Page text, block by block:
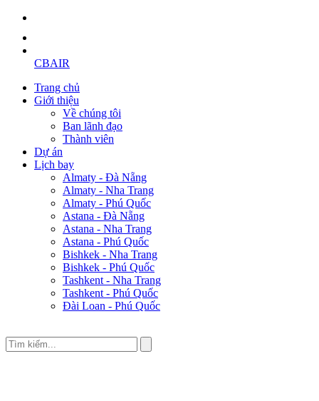
CBAIR
Trang chủ
Giới thiệu
Về chúng tôi
Ban lãnh đạo
Thành viên
Dự án
Lịch bay
Almaty - Đà Nẵng
Almaty - Nha Trang
Almaty - Phú Quốc
Astana - Đà Nẵng
Astana - Nha Trang
Astana - Phú Quốc
Bishkek - Nha Trang
Bishkek - Phú Quốc
Tashkent - Nha Trang
Tashkent - Phú Quốc
Đài Loan - Phú Quốc